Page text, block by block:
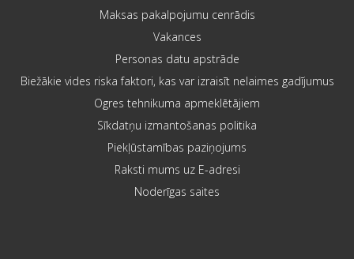
Maksas pakalpojumu cenrādis
Vakances
Personas datu apstrāde
Biežākie vides riska faktori, kas var izraisīt nelaimes gadījumus
Ogres tehnikuma apmeklētājiem
Sīkdatņu izmantošanas politika
Piekļūstamības paziņojums
Raksti mums uz E-adresi
Noderīgas saites